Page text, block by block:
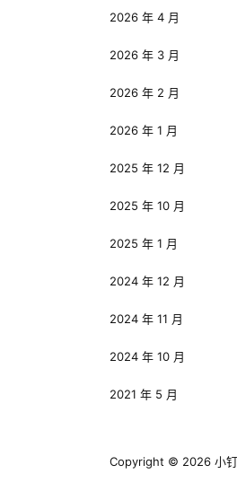
2026 年 4 月
2026 年 3 月
2026 年 2 月
2026 年 1 月
2025 年 12 月
2025 年 10 月
2025 年 1 月
2024 年 12 月
2024 年 11 月
2024 年 10 月
2021 年 5 月
Copyright © 2026 小